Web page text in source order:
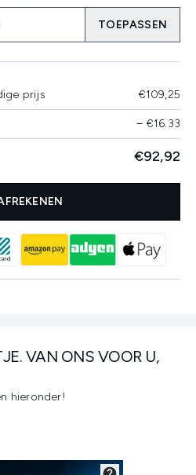
VAN ONS VOOR U,
hieronder!
TOEPASSEN
prijs €109,25
− €16.33
€92,92